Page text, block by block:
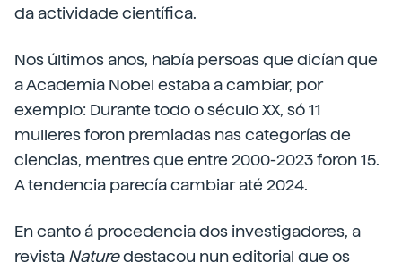
da actividade científica.
Nos últimos anos, había persoas que dicían que
a Academia Nobel estaba a cambiar, por
exemplo: Durante todo o século XX, só 11
mulleres foron premiadas nas categorías de
ciencias, mentres que entre 2000-2023 foron 15.
A tendencia parecía cambiar até 2024.
En canto á procedencia dos investigadores, a
revista Naturedestacou nun editorial que os